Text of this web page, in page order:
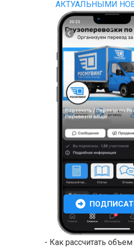
АКТУАЛЬНЫМИ
- Как рассчитать объем